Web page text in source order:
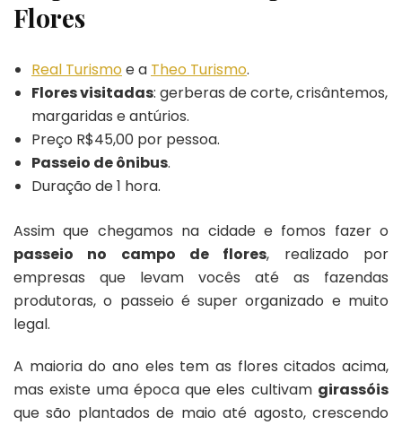
Flores
Real Turismoe a Theo Turismo.
Flores visitadas: gerberas de corte, crisântemos,
margaridas e antúrios.
Preço R$45,00 por pessoa.
Passeio de ônibus.
Duração de 1 hora.
Assim que chegamos na cidade e fomos fazer o
passeio no campo de flores, realizado por
empresas que levam vocês até as fazendas
produtoras, o passeio é super organizado e muito
legal.
A maioria do ano eles tem as flores citados acima,
mas existe uma época que eles cultivam girassóis
que são plantados de maio até agosto, crescendo